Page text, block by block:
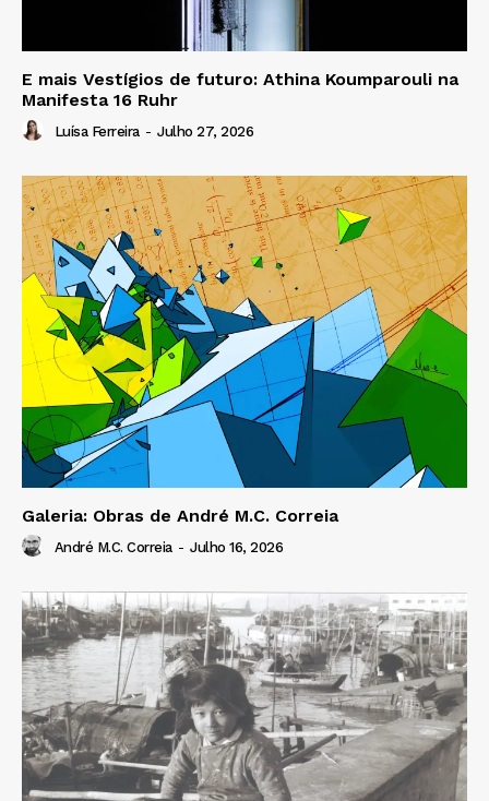
E mais Vestígios de futuro: Athina Koumparouli na
Manifesta 16 Ruhr
Luísa Ferreira - Julho 27, 2026
Galeria: Obras de André M.C. Correia
André M.C. Correia - Julho 16, 2026